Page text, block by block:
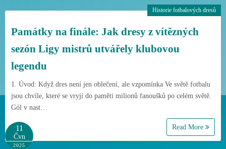
Památky na finále: Jak dresy z vítězných
sezón Ligy mistrů utvářely klubovou
legendu
1. Úvod: Když dres není jen oblečení, ale vzpomínka Ve světě fotbalu
jsou chvíle, které se vryjí do paměti milionů fanoušků po celém světě.
Gól v nast…
Read More
Historie fotbalových dresů
11
Čvn
2025